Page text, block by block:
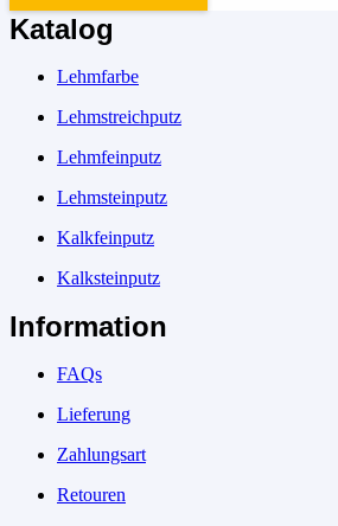
Katalog
Lehmfarbe
Lehmstreichputz
Lehmfeinputz
Lehmsteinputz
Kalkfeinputz
Kalksteinputz
Information
FAQs
Lieferung
Zahlungsart
Retouren